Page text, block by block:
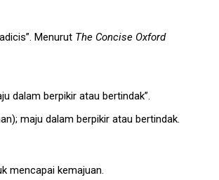
Menurut The Concise Oxford
dalam berpikir atau bertindak”.
maju dalam berpikir atau bertindak.
mencapai kemajuan.